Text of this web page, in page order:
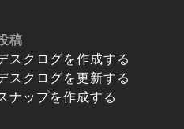
稿
スクログを作成する
スクログを更新する
ナップを作成する